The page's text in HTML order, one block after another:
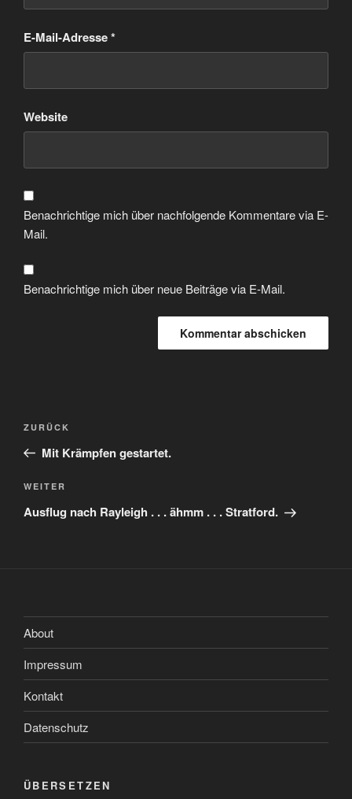
E-Mail-Adresse*
Website
Benachrichtige mich über nachfolgende Kommentare via E-
Mail.
Benachrichtige mich über neue Beiträge via E-Mail.
Beitragsnavigation
Vorheriger
Beitrag
ZURÜCK
Mit Krämpfen gestartet.
Nächster
Beitrag
WEITER
Ausflug nach Rayleigh . . . ähmm . . . Stratford.
About
Impressum
Kontakt
Datenschutz
ÜBERSETZEN